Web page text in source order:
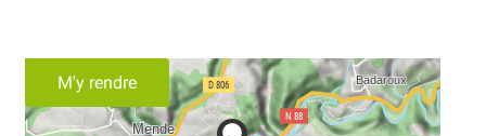
M'y rendre